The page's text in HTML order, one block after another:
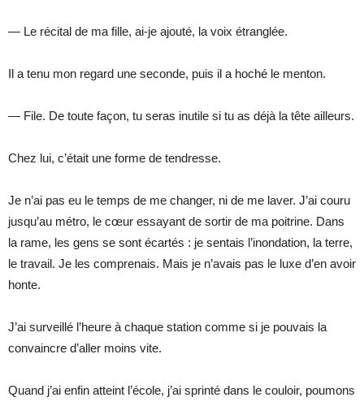
— Le récital de ma fille, ai-je ajouté, la voix étranglée.
Il a tenu mon regard une seconde, puis il a hoché le menton.
— File. De toute façon, tu seras inutile si tu as déjà la tête ailleurs.
Chez lui, c’était une forme de tendresse.
Je n’ai pas eu le temps de me changer, ni de me laver. J’ai couru
jusqu’au métro, le cœur essayant de sortir de ma poitrine. Dans
la rame, les gens se sont écartés : je sentais l’inondation, la terre,
le travail. Je les comprenais. Mais je n’avais pas le luxe d’en avoir
honte.
J’ai surveillé l’heure à chaque station comme si je pouvais la
convaincre d’aller moins vite.
Quand j’ai enfin atteint l’école, j’ai sprinté dans le couloir, poumons